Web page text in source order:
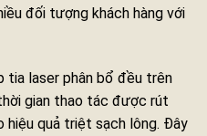
đối tượng khách hàng với
tia laser phân bổ đều trên
gian thao tác được rút
hiệu quả triệt sạch lông. Đây